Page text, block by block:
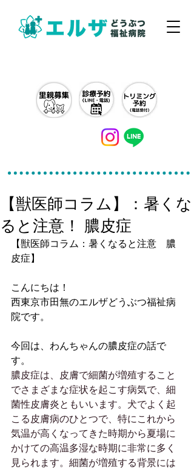
【獣医師コラム】：暑くな
ると注意！ 膿皮症
【獣医師コラム：暑くなると注意　膿
皮症】
こんにちは！
西東京市田無のエルザどうぶつ福祉病
院です。
今回は、わんちゃんの膿皮症の話で
す。
膿皮症は、皮膚で細菌が増殖すること
でさまざまな症状を起こす病気で、細
菌性皮膚炎ともいいます。犬でよく起
こる皮膚病のひとつで、特にこれから
気温が高くなってきた時期から夏場に
かけての高温多湿な時期に非常に多く
見られます。細菌が増殖する背景には